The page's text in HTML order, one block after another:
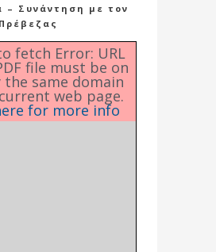
– Συνάντηση με τον
fetch Error: URL
file must be on
the same domain
web page.
for more info